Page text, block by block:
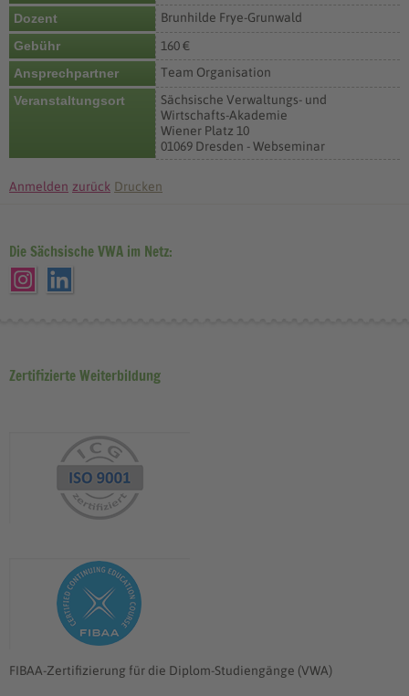
Dozent
Brunhilde Frye-Grunwald
Gebühr
160 €
Ansprechpartner
Team Organisation
Veranstaltungsort
Sächsische Verwaltungs- und
Wirtschafts-Akademie
Wiener Platz 10
01069 Dresden - Webseminar
Anmelden zurück Drucken
Die Sächsische VWA im Netz:
Zertifizierte Weiterbildung
FIBAA-Zertifizierung für die Diplom-Studiengänge (VWA)